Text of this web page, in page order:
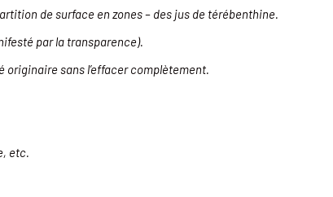
de surface en zones – des jus de térébenthine.
par la transparence).
originaire sans l’effacer complètement.
etc.